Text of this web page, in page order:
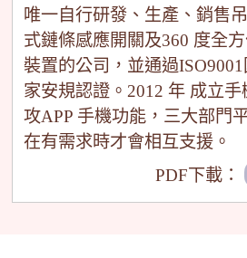
PDF下載：
唯一自行研發、生產、銷售
式鏈條感應開關及360 度全
裝置的公司，並通過
家安規認證。2012 年 成立
攻APP 手機功能，三大部門
在有需求時才會相互支援。